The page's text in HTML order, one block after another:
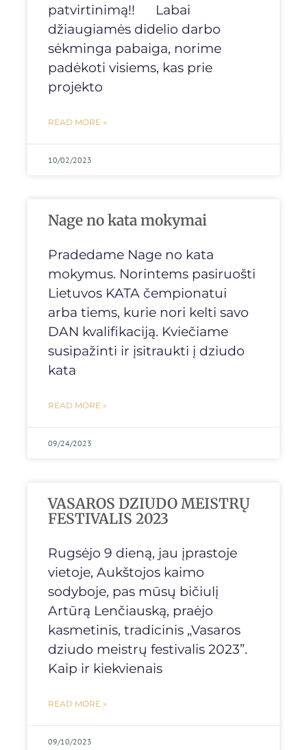
patvirtinimą!! Labai
džiaugiamės didelio darbo
sėkminga pabaiga, norime
padėkoti visiems, kas prie
projekto
READ MORE »
10/02/2023
Nage no kata mokymai
Pradedame Nage no kata
mokymus. Norintems pasiruošti
Lietuvos KATA čempionatui
arba tiems, kurie nori kelti savo
DAN kvalifikaciją. Kviečiame
susipažinti ir įsitraukti į dziudo
kata
READ MORE »
09/24/2023
VASAROS DZIUDO MEISTRŲ
FESTIVALIS 2023
Rugsėjo 9 dieną, jau įprastoje
vietoje, Aukštojos kaimo
sodyboje, pas mūsų bičiulį
Artūrą Lenčiauską, praėjo
kasmetinis, tradicinis „Vasaros
dziudo meistrų festivalis 2023”.
Kaip ir kiekvienais
READ MORE »
09/10/2023